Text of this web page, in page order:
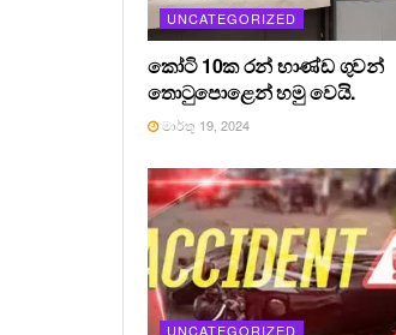
UNCATEGORIZED
කෝටි 10ක රන් භාණ්ඩ ගුවන්
තොටුපොළෙන් හමු වෙයි.
මාර්තු 19, 2024
UNCATEGORIZED